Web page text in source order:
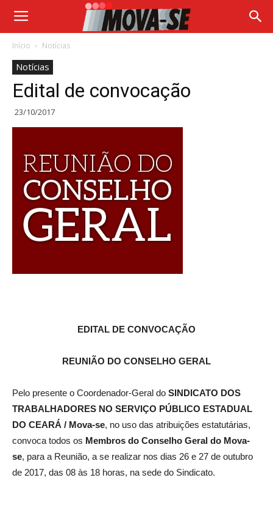
Início Notícias
Notícias
Edital de convocação
23/10/2017
EDITAL DE CONVOCAÇÃO
REUNIÃO DO CONSELHO GERAL
Pelo presente o Coordenador-Geral do SINDICATO DOS
TRABALHADORES NO SERVIÇO PÚBLICO ESTADUAL
DO CEARÁ / Mova-se, no uso das atribuições estatutárias,
convoca todos os Membros do Conselho Geral do Mova-
se, para a Reunião, a se realizar nos dias 26 e 27 de outubro
de 2017, das 08 às 18 horas, na sede do Sindicato.